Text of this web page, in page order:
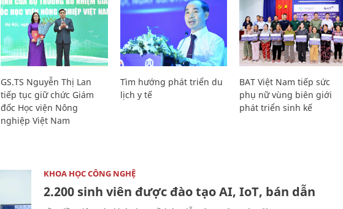
GS.TS Nguyễn Thị Lan
tiếp tục giữ chức Giám
đốc Học viện Nông
nghiệp Việt Nam
Tìm hướng phát triển du
lịch y tế
BAT Việt Nam tiếp sức
phụ nữ vùng biên giới
phát triển sinh kế
KHOA HỌC CÔNG NGHỆ
2.200 sinh viên được đào tạo AI, IoT, bán dẫn